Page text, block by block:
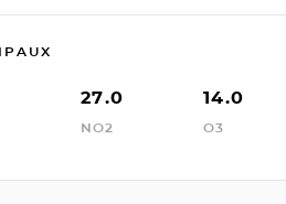
27.0
NO2
14.0
O3